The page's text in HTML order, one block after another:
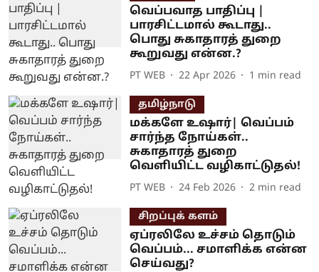
வெப்பவாத பாதிப்பு |
பாரசிட்டமால் கூடாது..
பொது சுகாதாரத் துறை
கூறுவது என்ன.?
PT WEB 22 Apr 2026 1 min read
தமிழ்நாடு
மக்களே உஷார்| வெப்பம்
சார்ந்த நோய்கள்..
சுகாதாரத் துறை
வெளியிட்ட வழிகாட்டுதல்!
PT WEB 24 Feb 2026 2 min read
சிறப்புக் களம்
ஏப்ரலிலே உச்சம் தொடும்
வெப்பம்... சமாளிக்க என்ன
செய்வது?